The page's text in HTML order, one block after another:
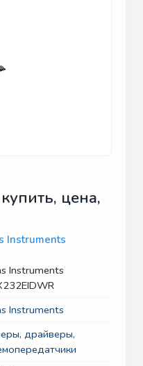
цена,
Instruments
Instruments
Instruments
драйверы,